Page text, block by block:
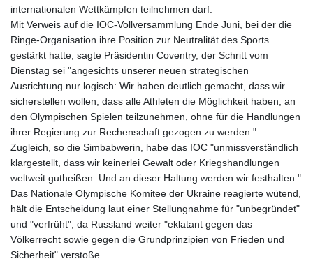
internationalen Wettkämpfen teilnehmen darf.
Mit Verweis auf die IOC-Vollversammlung Ende Juni, bei der die
Ringe-Organisation ihre Position zur Neutralität des Sports
gestärkt hatte, sagte Präsidentin Coventry, der Schritt vom
Dienstag sei "angesichts unserer neuen strategischen
Ausrichtung nur logisch: Wir haben deutlich gemacht, dass wir
sicherstellen wollen, dass alle Athleten die Möglichkeit haben, an
den Olympischen Spielen teilzunehmen, ohne für die Handlungen
ihrer Regierung zur Rechenschaft gezogen zu werden."
Zugleich, so die Simbabwerin, habe das IOC "unmissverständlich
klargestellt, dass wir keinerlei Gewalt oder Kriegshandlungen
weltweit gutheißen. Und an dieser Haltung werden wir festhalten."
Das Nationale Olympische Komitee der Ukraine reagierte wütend,
hält die Entscheidung laut einer Stellungnahme für "unbegründet"
und "verfrüht", da Russland weiter "eklatant gegen das
Völkerrecht sowie gegen die Grundprinzipien von Frieden und
Sicherheit" verstoße.